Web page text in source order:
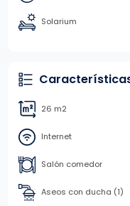
Solarium
26 m2
Internet
Salón comedor
Aseos con ducha (1)